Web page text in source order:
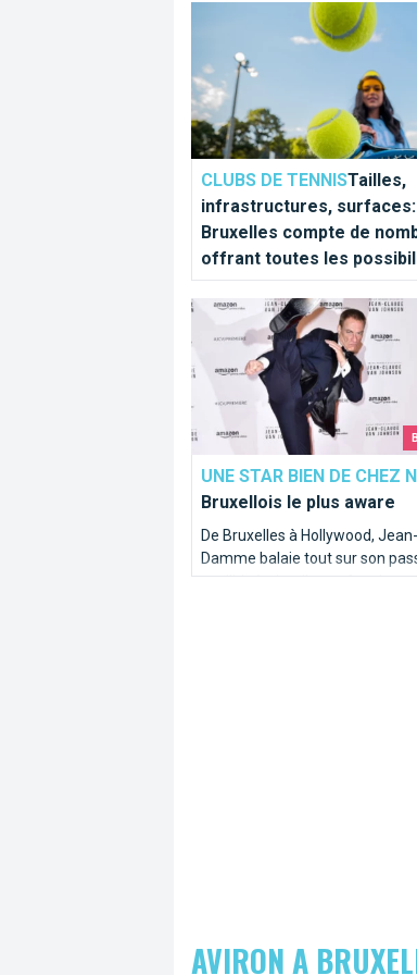
CLUBS DE TENNISTailles,
infrastructures, surfaces:
Bruxelles compte de
offrant toutes les
terrains intérieurs ou
gazon synthétique ?
Tailles, infrastructures,
UNE STAR BIEN DE CHEZ
Bruxellois le plus aware
De Bruxelles à Hollywood,
Damme balaie tout sur son
sur l'itinéraire d'un enfant
JCVD, le Bruxellois le plus
AVIRON A